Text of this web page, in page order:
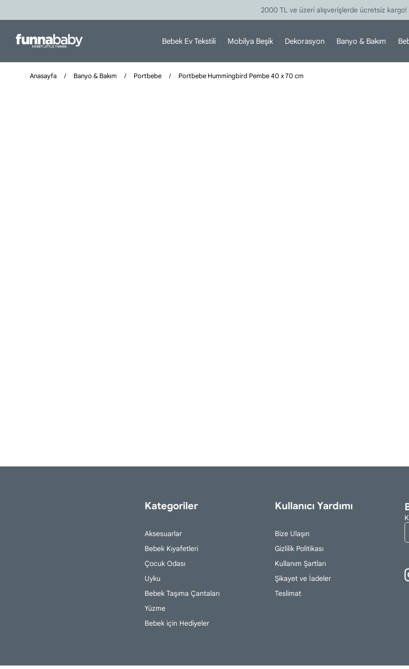
2000 TL ve üzeri alışverişlerde ücretsiz kargo!
Bebek Ev Tekstili Mobilya Beşik Dekorasyon Banyo & Bakım
Anasayfa Banyo & Bakım Portbebe Portbebe Hummingbird Pembe 40 x 70 cm
Kategoriler
Aksesuarlar
Bebek Kıyafetleri
Çocuk Odası
Uyku
Bebek Taşıma Çantaları
Yüzme
Bebek için Hediyeler
Kullanıcı Yardımı
Bize Ulaşın
Gizlilik Politikası
Kullanım Şartları
Şikayet ve İadeler
Teslimat